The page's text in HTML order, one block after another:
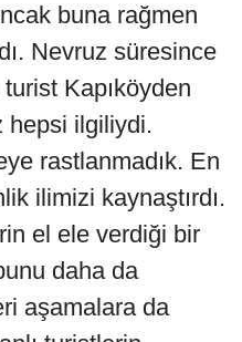
buna rağmen
Nevruz süresince
Kapıköyden
hepsi ilgiliydi.
rastlanmadık. En
ilimizi kaynaştırdı.
el ele verdiği bir
daha da
aşamalara da